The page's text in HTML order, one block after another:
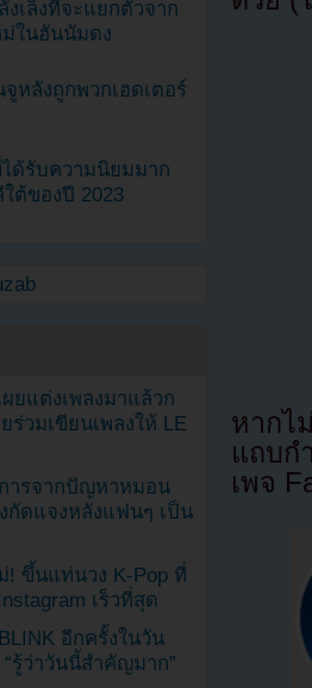
หากไ
แถบก
เพจ
งเล็งที่จะแยกตัวจาก
ในฮันนัมดง
หลังถูกพวกเฮดเตอร์
ด้รับความนิยมมาก
ต้ของปี 2023
ยแต่งเพลงมาแล้วก
ร่วมเขียนเพลงให้ LE
ารจากปัญหาหมอน
กัดแจงหลังแฟนๆ เป็น
! ขึ้นแท่นวง K-Pop ที่
เร็วที่สุด
อีกครั้งในวัน
รู้ว่าวันนี้สำคัญมาก”